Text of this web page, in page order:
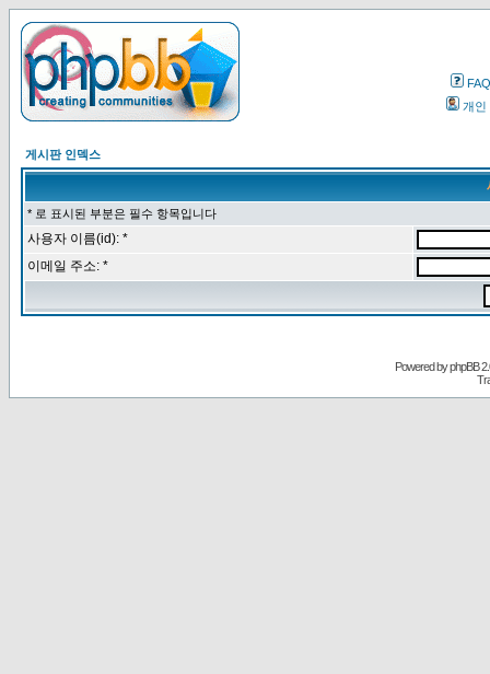
FAQ
개인
게시판 인덱스
* 로 표시된 부분은 필수 항목입니다
사용자 이름(id): *
이메일 주소: *
Powered byphpBB